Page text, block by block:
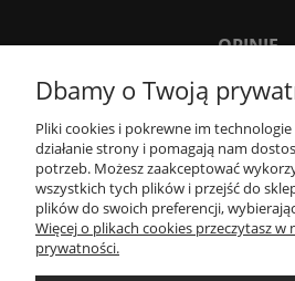
OPINIE
MOJE KONTO
PŁATNOŚCI I
Dbamy o Twoją
Pliki cookies i pokrewne im
działanie strony i pomagają nam
potrzeb. Możesz zaakceptować
wszystkich tych plików i przejść do
plików do swoich preferencji,
Więcej o plikach cookies przeczytasz w
prywatności.